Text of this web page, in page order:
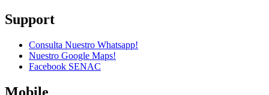
Support
Consulta Nuestro Whatsapp!
Nuestro Google Maps!
Facebook SENAC
Mobile